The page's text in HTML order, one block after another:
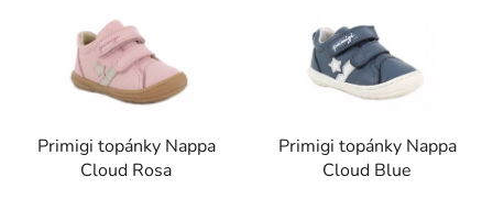
Primigi topánky Nappa
Cloud Rosa
Primigi topánky Nappa
Cloud Blue